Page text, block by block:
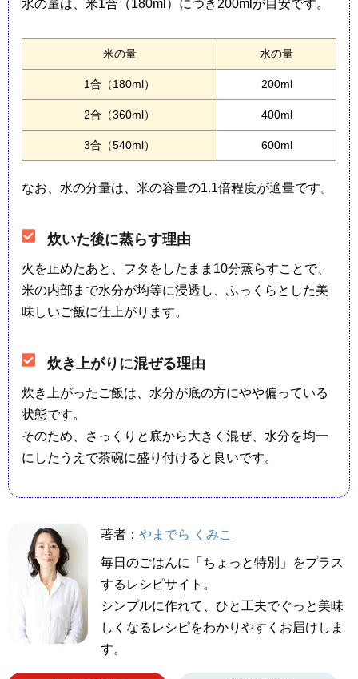
水の量は、米1合（180ml）につき200mlが目安です。
米の量 水の量
1合（180ml） 200ml
2合（360ml） 400ml
3合（540ml） 600ml
なお、水の分量は、米の容量の1.1倍程度が適量です。
炊いた後に蒸らす理由
火を止めたあと、フタをしたまま10分蒸らすことで、
米の内部まで水分が均等に浸透し、ふっくらとした美
味しいご飯に仕上がります。
炊き上がりに混ぜる理由
炊き上がったご飯は、水分が底の方にやや偏っている
状態です。
そのため、さっくりと底から大きく混ぜ、水分を均一
にしたうえで茶碗に盛り付けると良いです。
著者： やまでら くみこ
毎日のごはんに「ちょっと特別」をプラス
するレシピサイト。
シンプルに作れて、ひと工夫でぐっと美味
しくなるレシピをわかりやすくお届けしま
す。